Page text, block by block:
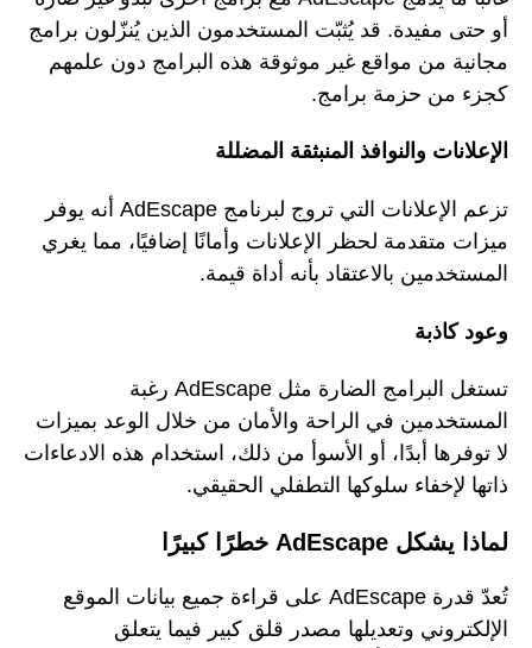
أو حتى مفيدة. قد يُثبّت المستخدمون الذين يُنزّلون برامج
مجانية من مواقع غير موثوقة هذه البرامج دون علمهم
كجزء من حزمة برامج.
الإعلانات والنوافذ المنبثقة المضللة
تزعم الإعلانات التي تروج لبرنامج AdEscape أنه يوفر
ميزات متقدمة لحظر الإعلانات وأمانًا إضافيًا، مما يغري
المستخدمين بالاعتقاد بأنه أداة قيمة.
وعود كاذبة
تستغل البرامج الضارة مثل AdEscape رغبة
المستخدمين في الراحة والأمان من خلال الوعد بميزات
لا توفرها أبدًا، أو الأسوأ من ذلك، استخدام هذه الادعاءات
ذاتها لإخفاء سلوكها التطفلي الحقيقي.
لماذا يشكل AdEscape خطرًا كبيرًا
تُعدّ قدرة AdEscape على قراءة جميع بيانات الموقع
الإلكتروني وتعديلها مصدر قلق كبير فيما يتعلق